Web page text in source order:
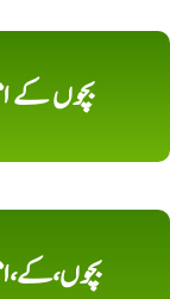
بچوں